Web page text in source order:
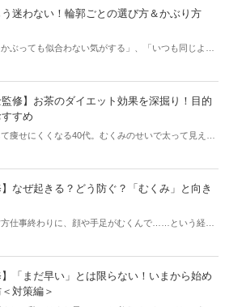
きた」などのお悩み別に、夏の着痩せコーデをご紹
迷わない！輪郭ごとの選び方＆かぶり方
かぶっても似合わない気がする」、「いつも同じよう
の選び方やおすすめのかぶり方などをご紹介します。
監修】お茶のダイエット効果を深掘り！目的
すめ
痩せにくくなる40代。むくみのせいで太って見えて
すが、種類がたくさんあり、どれを選べば良いかわか
ません。そこで本記事では、管理栄養士・上辻知津子
お茶の成分と期待できる効能を踏まえ、体質や目的
いて解説していただきます。
】なぜ起きる？どう防ぐ？「むくみ」と向き
仕事終わりに、顔や手足がむくんで……という経験
専門員・田中友也先生への取材のもと、ご紹介しま
】「まだ早い」とは限らない！いまから始め
対策編＞